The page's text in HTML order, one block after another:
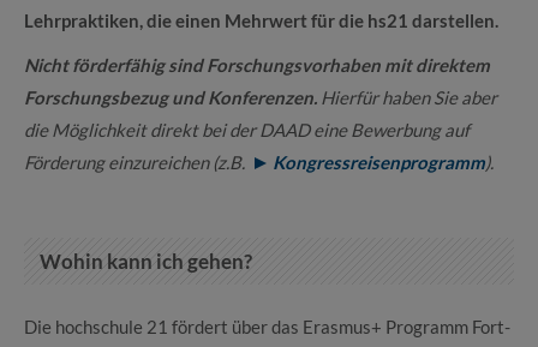
Lehrpraktiken, die einen Mehrwert für die hs21 darstellen.
Nicht förderfähig sind Forschungsvorhaben mit direktem
Forschungsbezug und Konferenzen. Hierfür haben Sie aber
die Möglichkeit direkt bei der DAAD eine Bewerbung auf
Förderung einzureichen (z.B.
Kongressreisenprogramm).
Wohin kann ich gehen?
Die hochschule 21 fördert über das Erasmus+ Programm Fort-